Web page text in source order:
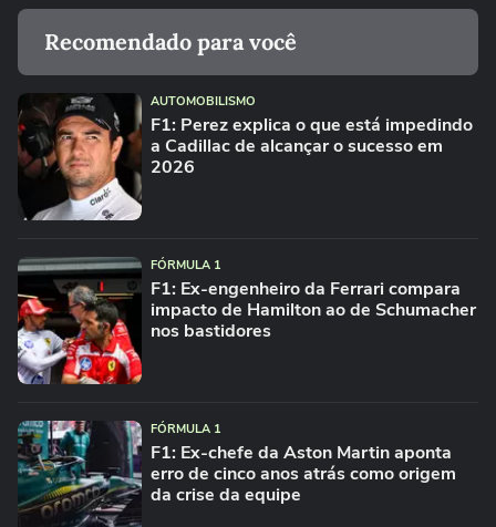
Recomendado para você
AUTOMOBILISMO
F1: Perez explica o que está impedindo
a Cadillac de alcançar o sucesso em
2026
FÓRMULA 1
F1: Ex-engenheiro da Ferrari compara
impacto de Hamilton ao de Schumacher
nos bastidores
FÓRMULA 1
F1: Ex-chefe da Aston Martin aponta
erro de cinco anos atrás como origem
da crise da equipe